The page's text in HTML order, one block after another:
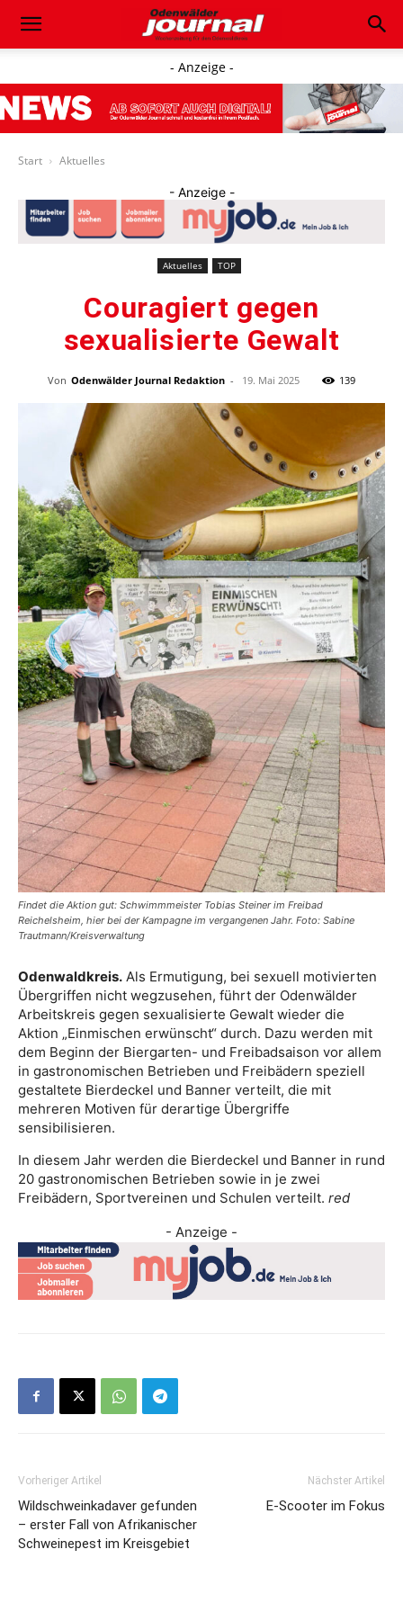
- Anzeige -
Start Aktuelles
- Anzeige -
Aktuelles TOP
Couragiert gegen
sexualisierte Gewalt
Von Odenwälder Journal Redaktion - 19. Mai 2025 139
Findet die Aktion gut: Schwimmmeister Tobias Steiner im Freibad
Reichelsheim, hier bei der Kampagne im vergangenen Jahr. Foto: Sabine
Trautmann/Kreisverwaltung
Odenwaldkreis. Als Ermutigung, bei sexuell motivierten
Übergriffen nicht wegzusehen, führt der Odenwälder
Arbeitskreis gegen sexualisierte Gewalt wieder die
Aktion „Einmischen erwünscht“ durch. Dazu werden mit
dem Beginn der Biergarten- und Freibadsaison vor allem
in gastronomischen Betrieben und Freibädern speziell
gestaltete Bierdeckel und Banner verteilt, die mit
mehreren Motiven für derartige Übergriffe
sensibilisieren.
In diesem Jahr werden die Bierdeckel und Banner in rund
20 gastronomischen Betrieben sowie in je zwei
Freibädern, Sportvereinen und Schulen verteilt. red
- Anzeige -
Vorheriger Artikel
Wildschweinkadaver gefunden
– erster Fall von Afrikanischer
Schweinepest im Kreisgebiet
Nächster Artikel
E-Scooter im Fokus